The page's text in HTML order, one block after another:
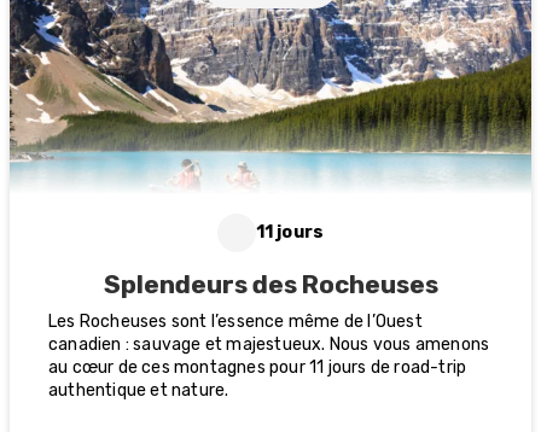
11 jours
Splendeurs des Rocheuses
Les Rocheuses sont l’essence même de l’Ouest
canadien : sauvage et majestueux. Nous vous amenons
au cœur de ces montagnes pour 11 jours de road-trip
authentique et nature.